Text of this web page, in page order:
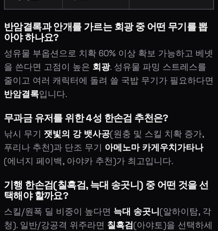
반암결록과 안개를 가르는 회광 중 어떤 무기를 뽑
아야 하나요?
성유물 부옵션으로 치확 60% 이상 확보 가능하고 베넷
을 쓴다면 고점이 높은 회광. 성유물 파밍 스트레스를
줄이고 여러 캐릭터에 돌려 쓸 국밥 무기가 필요하다면
반암결록입니다.
무과금 유저를 위한 4성 한손검 추천은?
낚시 무기 잿빛의 강 뱃사공(원충 및 스킬 치확 증가,
푸리나 추천)과 단조 무기 아메노마 카게우치가타나
(에너지 페이백, 아야카 추천)가 최고입니다.
기행 한손검(칠흑검, 늑대 송곳니) 중 어떤 것을 선
택해야 할까요?
스킬/원폭 딜 비중이 높다면 늑대 송곳니(알하이탐, 각
청). 일반/강공격 위주라면 칠흑검(아야토)을 선택하세